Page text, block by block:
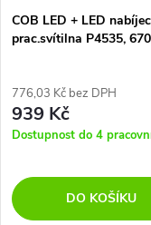
COB LED + LED
prac.svítilna P4535,
776,03 Kč bez DPH
939 Kč
Dostupnost do 4
DO KOŠÍKU